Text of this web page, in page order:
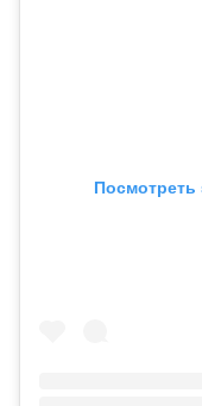
Посмотреть